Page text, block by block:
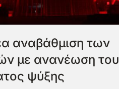
αναβάθμιση των
με ανανέωση του
ψύξης